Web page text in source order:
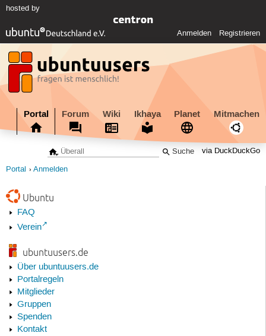
hosted by
Anmelden Registrieren
Portal Forum Wiki Ikhaya Planet Mitmachen
via DuckDuckGo
Portal Anmelden
Ubuntu
FAQ
Verein
ubuntuusers.de
Über ubuntuusers.de
Portalregeln
Mitglieder
Gruppen
Spenden
Kontakt